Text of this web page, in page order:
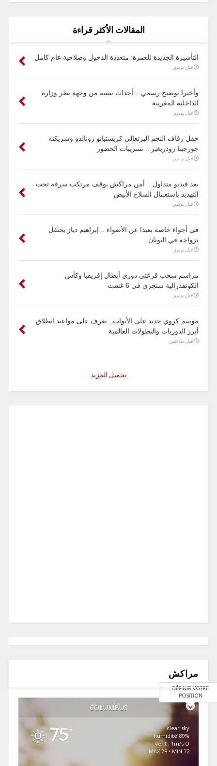
المقالات الأكثر قراءة
التأشيرة الجديدة للعمرة: متعددة الدخول وصلاحية عام كامل
قبل يومين
وأخيرا توضيح رسمي .. أحداث سبتة من وجهة نظر وزارة
الداخلية المغربية
قبل يومين
حفل زفاف النجم البرتغالي كريستيانو رونالدو وشريكته
جورجينا رودريغيز .. تسريبات الحضور
قبل يومين
بعد فيديو متداول .. أمن مراكش يوقف مرتكب سرقة تحت
التهديد باستعمال السلاح الأبيض
قبل يومين
في أجواء خاصة بعيدا عن الأضواء .. إبراهيم دياز يحتفل
بزواجه في اليونان
قبل يومين
مراسم سحب قرعتي دوري أبطال إفريقيا وكأس
الكونفدرالية ستجري في 6 غشت
قبل يومين
موسم كروي جديد على الأبواب.. تعرف على مواعيد انطلاق
أبرز الدوريات والبطولات العالمية
قبل ساعتين
تحميل المزيد
مراكش
COLUMBUS
DÉFINIR VOTRE
POSITION
75 °
clear sky
89% humidité
vent : 1m/s O
MAX 78 • MIN 72